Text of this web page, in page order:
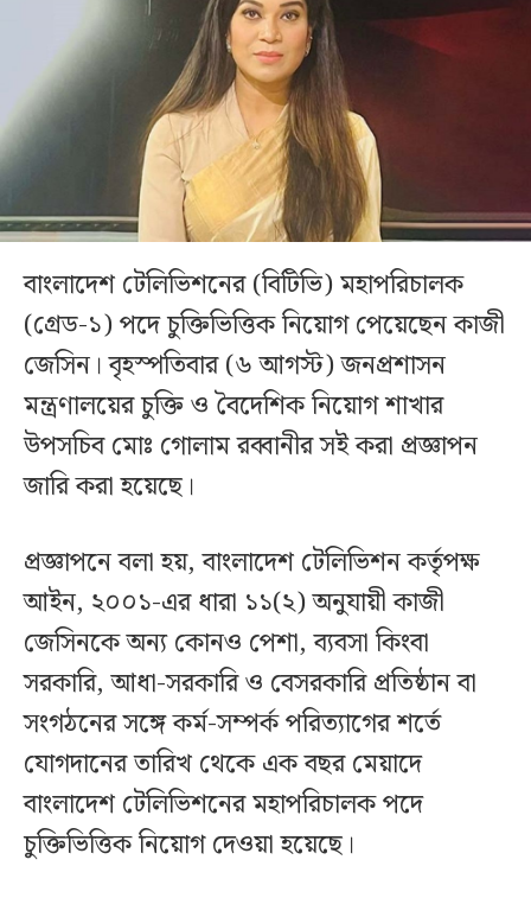
বাংলাদেশ টেলিভিশনের (বিটিভি) মহাপরিচালক
(গ্রেড-১) পদে চুক্তিভিত্তিক নিয়োগ পেয়েছেন কাজী
জেসিন। বৃহস্পতিবার (৬ আগস্ট) জনপ্রশাসন
মন্ত্রণালয়ের চুক্তি ও বৈদেশিক নিয়োগ শাখার
উপসচিব মোঃ গোলাম রব্বানীর সই করা প্রজ্ঞাপন
জারি করা হয়েছে।
প্রজ্ঞাপনে বলা হয়, বাংলাদেশ টেলিভিশন কর্তৃপক্ষ
আইন, ২০০১-এর ধারা ১১(২) অনুযায়ী কাজী
জেসিনকে অন্য কোনও পেশা, ব্যবসা কিংবা
সরকারি, আধা-সরকারি ও বেসরকারি প্রতিষ্ঠান বা
সংগঠনের সঙ্গে কর্ম-সম্পর্ক পরিত্যাগের শর্তে
যোগদানের তারিখ থেকে এক বছর মেয়াদে
বাংলাদেশ টেলিভিশনের মহাপরিচালক পদে
চুক্তিভিত্তিক নিয়োগ দেওয়া হয়েছে।